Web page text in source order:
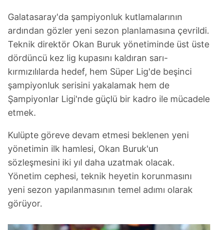
Galatasaray'da şampiyonluk kutlamalarının
ardından gözler yeni sezon planlamasına çevrildi.
Teknik direktör Okan Buruk yönetiminde üst üste
dördüncü kez lig kupasını kaldıran sarı-
kırmızılılarda hedef, hem Süper Lig'de beşinci
şampiyonluk serisini yakalamak hem de
Şampiyonlar Ligi'nde güçlü bir kadro ile mücadele
etmek.
Kulüpte göreve devam etmesi beklenen yeni
yönetimin ilk hamlesi, Okan Buruk'un
sözleşmesini iki yıl daha uzatmak olacak.
Yönetim cephesi, teknik heyetin korunmasını
yeni sezon yapılanmasının temel adımı olarak
görüyor.